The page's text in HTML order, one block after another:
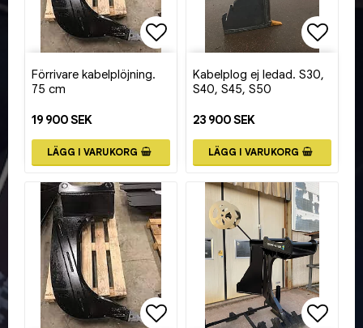
Lägg till i favoritlistan
Förrivare kabelplöjning.
75 cm
19 900 SEK
LÄGG I VARUKORG
Lägg
Kabelplog ej ledad. S30,
S40, S45, S50
23 900 SEK
LÄGG I VARUKORG